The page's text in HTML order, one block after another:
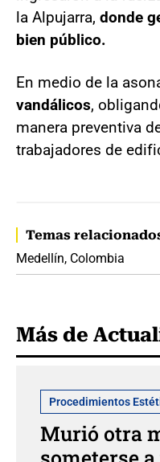
la Alpujarra, donde
bien público.
En medio de la
vandálicos,
manera preventiva
trabajadores de
Temas
Medellín, Colombia
Más de
Procedimientos
Murió otra